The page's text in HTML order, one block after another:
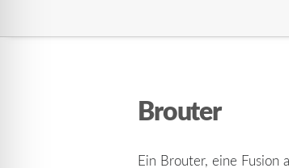
Brouter
Ein Brouter, eine Fusion